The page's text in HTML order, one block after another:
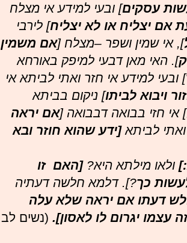
עסקים] ובעי למידע אי מצלח
אם יצליח או לא יצליח] לירבי
], אי שמין ושפר –מצלח [אם משמין
]. האי מאן דבעי למיפק באורחא
] ובעי למידע אי חזר ואתי לביתא אי
ויבוא לביתו] ניקום בביתא
] אי חזי בבואה דבבואה [אם יראה
לביתא[ידע שהוא חוזר ובא
ולאו מילתא היא?[האם זו
כך?]. דלמא חלשה דעתיה
דעתו אם יראה שלא עלה
עצמו יגרום לו לאסון]. (נשים לב